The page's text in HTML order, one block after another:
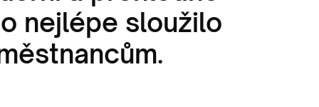
nejlépe sloužilo